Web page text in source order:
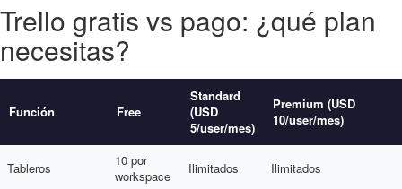
Trello gratis vs pago: ¿qué plan
necesitas?
Función Free
Standard
(USD
5/user/mes)
Premium (USD
10/user/mes)
Tableros
10 por
workspace
Ilimitados Ilimitados